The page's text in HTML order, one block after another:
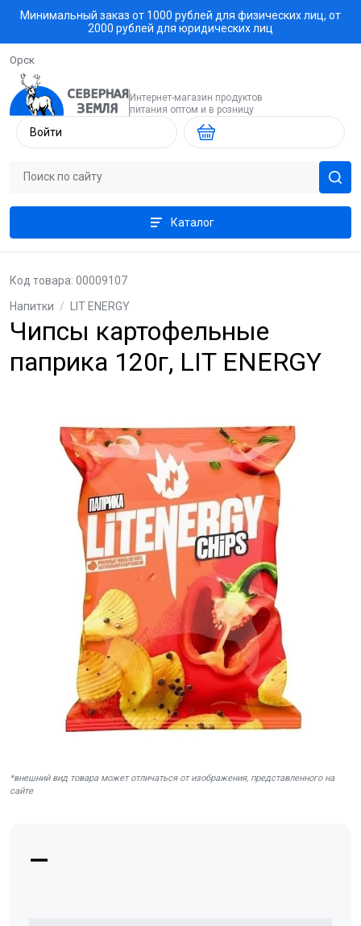
Минимальный заказ от 1000 рублей для физических лиц, от
2000 рублей для юридических лиц
Орск
Интернет-магазин продуктов
питания оптом и в розницу
Войти
Каталог
Напитки / LIT ENERGY
Чипсы картофельные
паприка 120г, LIT ENERGY
Код товара: 00009107
*внешний вид товара может отличаться от изображения, представленного на
сайте
—